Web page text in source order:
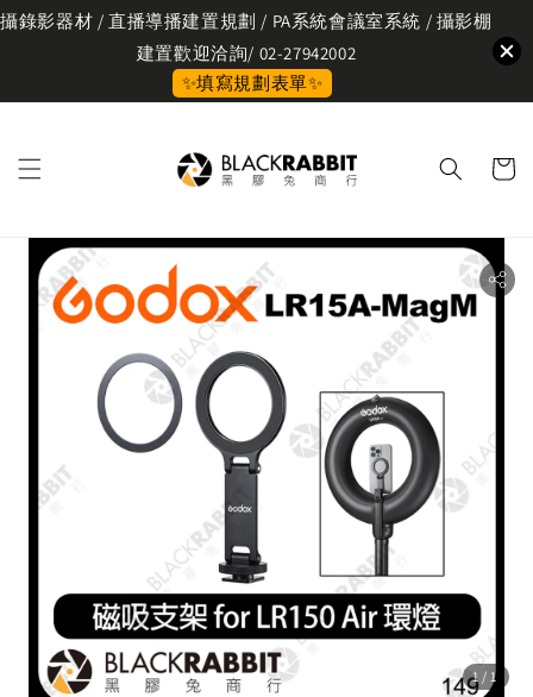
攝錄影器材 / 直播導播建置規劃 / PA系統會議室系統 / 攝影棚
建置歡迎洽詢/ 02-27942002
✨填寫規劃表單✨
1 /1